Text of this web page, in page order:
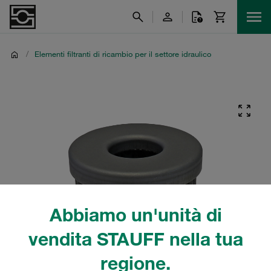
Abbiamo un'unità di
vendita STAUFF nella tua
regione.
/ Elementi filtranti di ricambio per il settore idraulico